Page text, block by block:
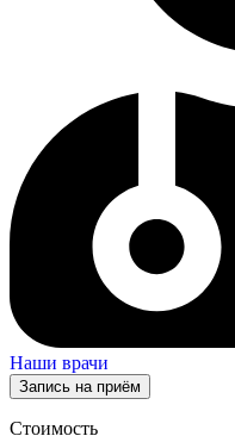
Наши врачи
Запись на приём
Стоимость